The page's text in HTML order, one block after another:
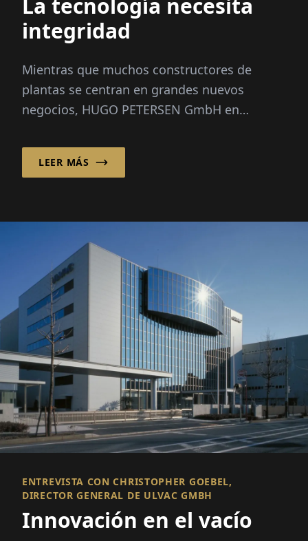
La tecnología necesita
integridad
Mientras que muchos constructores de
plantas se centran en grandes nuevos
negocios, HUGO PETERSEN GmbH en
conscientemente en la opt...
LEER MÁS
ENTREVISTA CON CHRISTOPHER GOEBEL,
DIRECTOR GENERAL DE ULVAC GMBH
Innovación en el vacío